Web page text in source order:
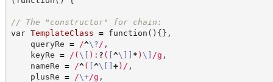
// The "constructor" for chain:
var TemplateClass = function ( ) {} ,
queryRe = /^\? / ,
keyRe = / ( \[ ) : ? ( [^\] ] * ) \] /g ,
nameRe = /^( [^\[ ]+) / ,
plusRe = /\+/g ,